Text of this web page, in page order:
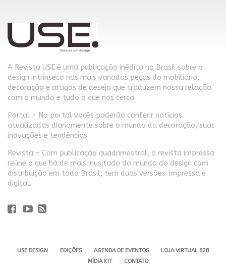
A Revista USE é uma publicação inédita no Brasil sobre o
design intrínseco nas mais variadas peças do mobiliário,
decoração e artigos de desejo que traduzem nossa relação
com o mundo e tudo o que nos cerca.
Portal - No portal vocês poderão conferir notícias
atualizadas diariamente sobre o mundo da decoração, suas
inovações e tendências.
Revista - Com publicação quadrimestral, a revista impressa
reúne o que há de mais inusitado do mundo do design com
distribuição em todo Brasil, tem duas versões: impressa e
digital.
USE DESIGN EDIÇÕES AGENDA DE EVENTOS
LOJA VIRTUAL B2B
MÍDIA KIT
CONTATO